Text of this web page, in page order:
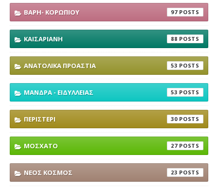
ΒΑΡΗ- ΚΟΡΩΠΙΟΥ 97
ΚΑΙΣΑΡΙΑΝΗ 88
ΑΝΑΤΟΛΙΚΑ ΠΡΟΑΣΤΙΑ 53
ΜΑΝΔΡΑ - ΕΙΔΥΛΛΕΙΑΣ 53
ΠΕΡΙΣΤΕΡΙ 30
ΜΟΣΧΑΤΟ 27
ΝΕΟΣ ΚΟΣΜΟΣ 23